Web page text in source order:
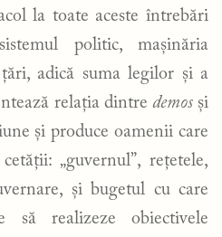
la toate aceste întrebări
politic, mașinăria
adică suma legilor și a
relația dintre demosși
și produce oamenii care
„guvernul”, rețetele,
și bugetul cu care
să realizeze obiectivele